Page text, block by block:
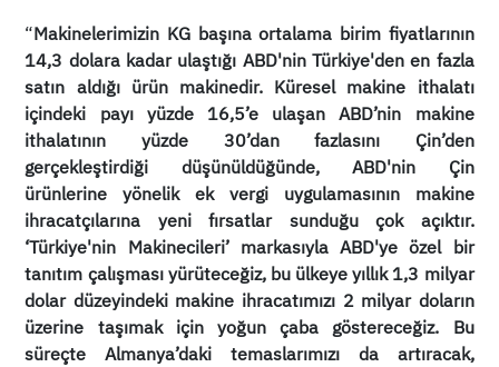
“Makinelerimizin KG başına ortalama birim fiyatlarının
14,3 dolara kadar ulaştığı ABD'nin Türkiye'den en fazla
satın aldığı ürün makinedir. Küresel makine ithalatı
içindeki payı yüzde 16,5’e ulaşan ABD’nin makine
ithalatının yüzde 30’dan fazlasını Çin’den
gerçekleştirdiği düşünüldüğünde, ABD'nin Çin
ürünlerine yönelik ek vergi uygulamasının makine
ihracatçılarına yeni fırsatlar sunduğu çok açıktır.
‘Türkiye'nin Makinecileri’ markasıyla ABD'ye özel bir
tanıtım çalışması yürüteceğiz, bu ülkeye yıllık 1,3 milyar
dolar düzeyindeki makine ihracatımızı 2 milyar doların
üzerine taşımak için yoğun çaba göstereceğiz. Bu
süreçte Almanya’daki temaslarımızı da artıracak,